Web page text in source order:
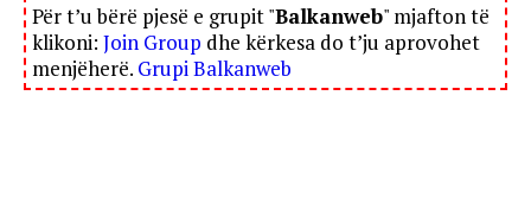
Për t’u bërë pjesë e grupit "Balkanweb" mjafton të
klikoni: Join Group dhe kërkesa do t’ju aprovohet
menjëherë. Grupi Balkanweb